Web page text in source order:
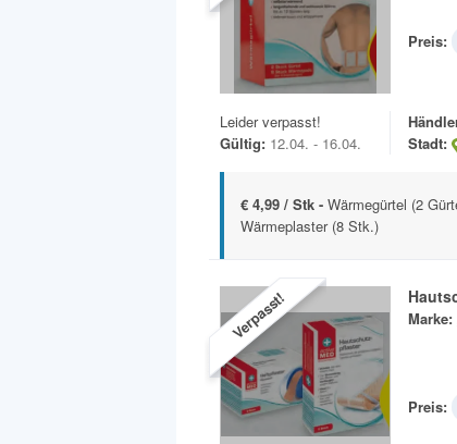
Preis:
Leider verpasst!
Gültig: 12.04. - 16.04.
Stadt:
€ 4,99 / Stk - Wärmegürtel (2
Wärmeplaster (8 Stk.)
Verpasst! Marke:
Preis: